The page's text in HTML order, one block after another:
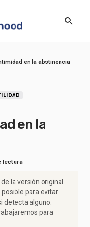
en la abstinencia
en la
lectura
la versión original
para evitar
detecta alguno.
para